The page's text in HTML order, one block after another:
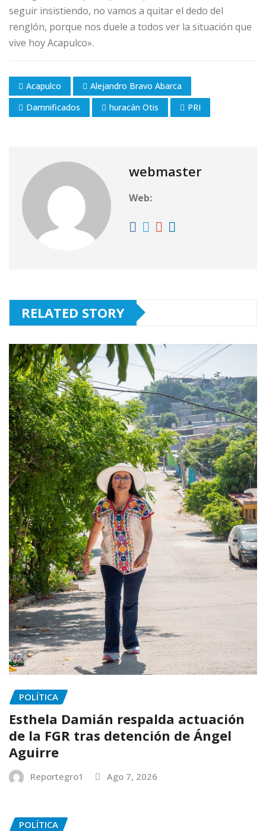
seguir insistiendo, no vamos a quitar el dedo del
renglón, porque nos duele a todos ver la situación que
vive hoy Acapulco».
Acapulco
Alejandro Bravo Abarca
Damnificados
huracán Otis PRI
webmaster
Web:
RELATED STORY
POLÍTICA
Esthela Damián respalda actuación
de la FGR tras detención de Ángel
Aguirre
Reportegro1 Ago 7, 2026
POLÍTICA